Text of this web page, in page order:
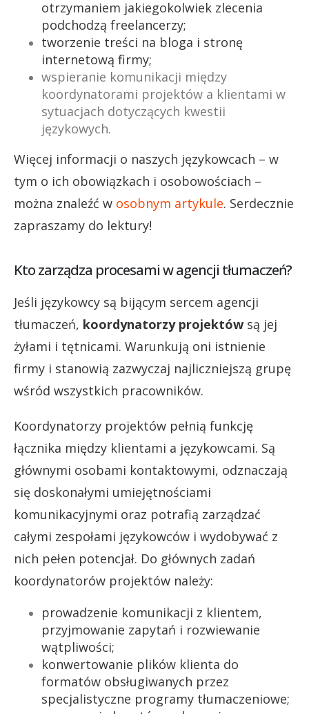
otrzymaniem jakiegokolwiek zlecenia
podchodzą freelancerzy;
tworzenie treści na bloga i stronę
internetową firmy;
wspieranie komunikacji między
koordynatorami projektów a klientami w
sytuacjach dotyczących kwestii
językowych.
Więcej informacji o naszych językowcach – w
tym o ich obowiązkach i osobowościach –
można znaleźć w osobnym artykule. Serdecznie
zapraszamy do lektury!
Kto zarządza procesami w agencji tłumaczeń?
Jeśli językowcy są bijącym sercem agencji
tłumaczeń, koordynatorzy projektów są jej
żyłami i tętnicami. Warunkują oni istnienie
firmy i stanowią zazwyczaj najliczniejszą grupę
wśród wszystkich pracowników.
Koordynatorzy projektów pełnią funkcję
łącznika między klientami a językowcami. Są
głównymi osobami kontaktowymi, odznaczają
się doskonałymi umiejętnościami
komunikacyjnymi oraz potrafią zarządzać
całymi zespołami językowców i wydobywać z
nich pełen potencjał. Do głównych zadań
koordynatorów projektów należy:
prowadzenie komunikacji z klientem,
przyjmowanie zapytań i rozwiewanie
wątpliwości;
konwertowanie plików klienta do
formatów obsługiwanych przez
specjalistyczne programy tłumaczeniowe;